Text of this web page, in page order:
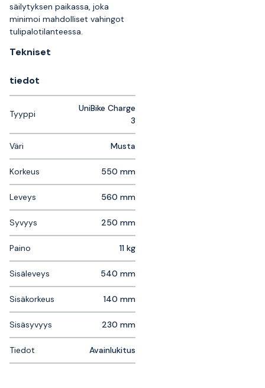
säilytyksen paikassa, joka
minimoi mahdolliset vahingot
tulipalotilanteessa.
Tekniset
tiedot
Tyyppi
UniBike Charge
3
Väri Musta
Korkeus 550 mm
Leveys 560 mm
Syvyys 250 mm
Paino 11 kg
Sisäleveys 540 mm
Sisäkorkeus 140 mm
Sisäsyvyys 230 mm
Tiedot Avainlukitus